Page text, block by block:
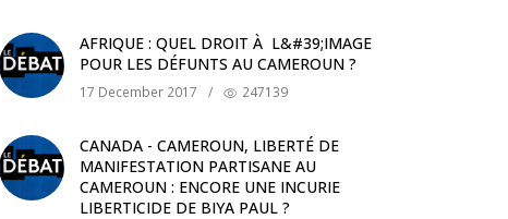
AFRIQUE : QUEL DROIT À L&#39;IMAGE
POUR LES DÉFUNTS AU CAMEROUN ?
17 December 2017 / 247139
CANADA - CAMEROUN, LIBERTÉ DE
MANIFESTATION PARTISANE AU
CAMEROUN : ENCORE UNE INCURIE
LIBERTICIDE DE BIYA PAUL ?